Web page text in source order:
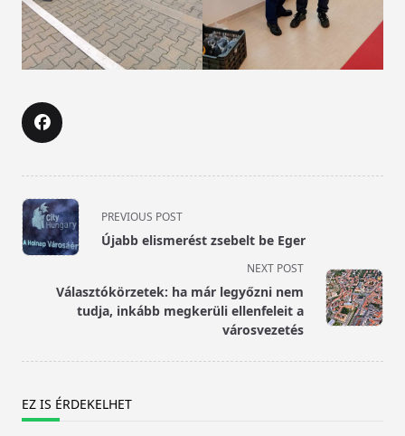
<span
class="nav-
subtitle
reader-
text">Page</span>
PREVIOUS POST
Újabb elismerést zsebelt be Eger
NEXT POST
Választókörzetek: ha már legyőzni nem
tudja, inkább megkerüli ellenfeleit a
városvezetés
EZ IS ÉRDEKELHET